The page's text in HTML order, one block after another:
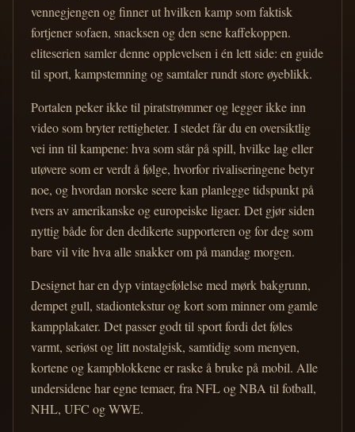
vennegjengen og finner ut hvilken kamp som faktisk
fortjener sofaen, snacksen og den sene kaffekoppen.
eliteserien samler denne opplevelsen i én lett side: en guide
til sport, kampstemning og samtaler rundt store øyeblikk.
Portalen peker ikke til piratstrømmer og legger ikke inn
video som bryter rettigheter. I stedet får du en oversiktlig
vei inn til kampene: hva som står på spill, hvilke lag eller
utøvere som er verdt å følge, hvorfor rivaliseringene betyr
noe, og hvordan norske seere kan planlegge tidspunkt på
tvers av amerikanske og europeiske ligaer. Det gjør siden
nyttig både for den dedikerte supporteren og for deg som
bare vil vite hva alle snakker om på mandag morgen.
Designet har en dyp vintagefølelse med mørk bakgrunn,
dempet gull, stadiontekstur og kort som minner om gamle
kampplakater. Det passer godt til sport fordi det føles
varmt, seriøst og litt nostalgisk, samtidig som menyen,
kortene og kampblokkene er raske å bruke på mobil. Alle
undersidene har egne temaer, fra NFL og NBA til fotball,
NHL, UFC og WWE.